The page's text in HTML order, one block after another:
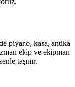
piyano, kasa, antika
ekip ve ekipman
taşınır.